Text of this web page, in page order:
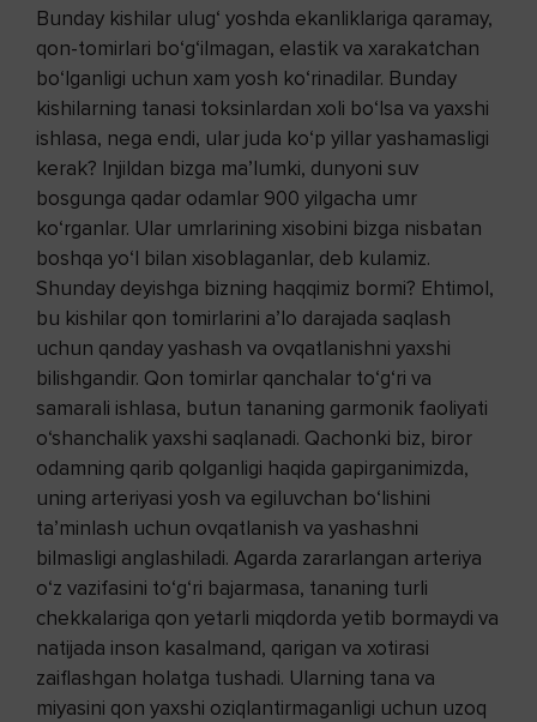
Bunday kishilar ulug‘ yoshda ekanliklariga qaramay,
qon-tomirlari bo‘g‘ilmagan, elastik va xarakatchan
bo‘lganligi uchun xam yosh ko‘rinadilar. Bunday
kishilarning tanasi toksinlardan xoli bo‘lsa va yaxshi
ishlasa, nega endi, ular juda ko‘p yillar yashamasligi
kerak? Injildan bizga ma’lumki, dunyoni suv
bosgunga qadar odamlar 900 yilgacha umr
ko‘rganlar. Ular umrlarining xisobini bizga nisbatan
boshqa yo‘l bilan xisoblaganlar, deb kulamiz.
Shunday deyishga bizning haqqimiz bormi? Ehtimol,
bu kishilar qon tomirlarini a’lo darajada saqlash
uchun qanday yashash va ovqatlanishni yaxshi
bilishgandir. Qon tomirlar qanchalar to‘g‘ri va
samarali ishlasa, butun tananing garmonik faoliyati
o‘shanchalik yaxshi saqlanadi. Qachonki biz, biror
odamning qarib qolganligi haqida gapirganimizda,
uning arteriyasi yosh va egiluvchan bo‘lishini
ta’minlash uchun ovqatlanish va yashashni
bilmasligi anglashiladi. Agarda zararlangan arteriya
o‘z vazifasini to‘g‘ri bajarmasa, tananing turli
chekkalariga qon yetarli miqdorda yetib bormaydi va
natijada inson kasalmand, qarigan va xotirasi
zaiflashgan holatga tushadi. Ularning tana va
miyasini qon yaxshi oziqlantirmaganligi uchun uzoq